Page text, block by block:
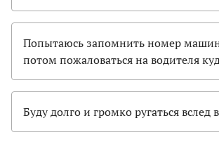
Попытаюсь запомнить номер
потом пожаловаться на водителя
Буду долго и громко ругаться вслед